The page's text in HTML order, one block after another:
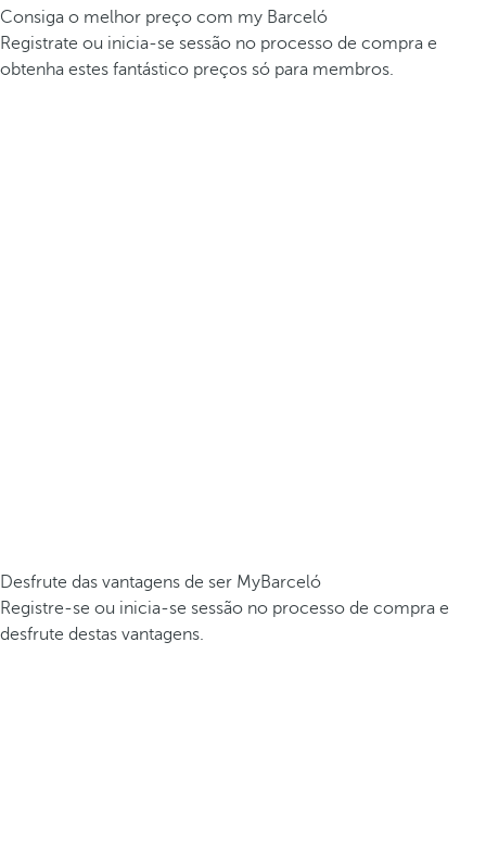
Consiga o melhor preço com my Barceló
Registrate ou inicia-se sessão no processo de compra e
obtenha estes fantástico preços só para membros.
Desfrute das vantagens de ser MyBarceló
Registre-se ou inicia-se sessão no processo de compra e
desfrute destas vantagens.